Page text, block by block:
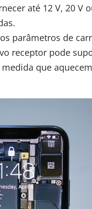
até 12 V, 20 V
parâmetros de
receptor pode
que